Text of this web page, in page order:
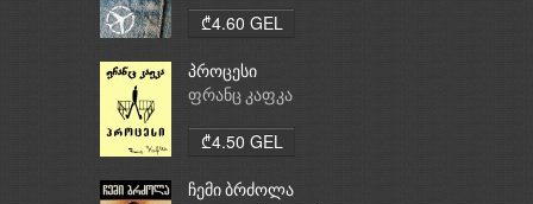
₾4.60 GEL
პროცესი
ფრანც კაფკა
₾4.50 GEL
ჩემი ბრძოლა